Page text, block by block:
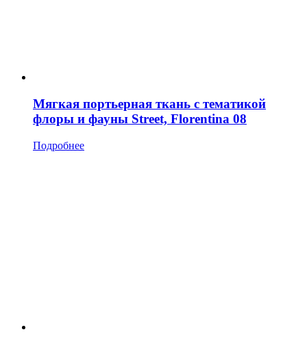
Мягкая портьерная ткань с тематикой
флоры и фауны Street, Florentina 08
Подробнее